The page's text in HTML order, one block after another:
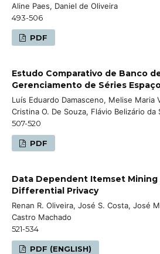
Aline Paes, Daniel de Oliveira
493-506
PDF
Estudo Comparativo de Banco
Gerenciamento de Séries
Luís Eduardo Damasceno, Melise Maria
Cristina O. De Souza, Flávio Belizário da
507-520
PDF
Data Dependent Itemset Mining
Differential Privacy
Renan R. Oliveira, José S. Costa, José
Castro Machado
521-534
PDF (ENGLISH)